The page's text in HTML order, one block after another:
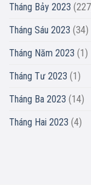
Tháng Bảy 2023
Tháng Sáu 2023 (34)
Tháng Năm 2023 (1)
Tháng Tư 2023 (1)
Tháng Ba 2023 (14)
Tháng Hai 2023 (4)